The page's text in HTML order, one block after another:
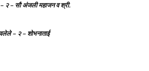
२ – सौ अंजली महाजन व श्री.
– २ – शोभनाताई